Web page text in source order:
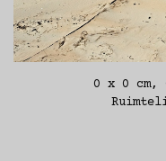
0 x 0 cm,